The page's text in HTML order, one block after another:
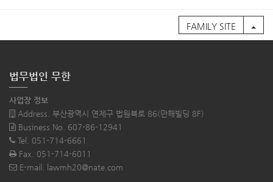
FAMILY SITE
법무법인 무한
사업장 정보
Address. 부산광역시 연제구 법원북로 86(만해빌딩 8F)
Business No. 607-86-12941
Tel. 051-714-6661
Fax. 051-714-6011
E-mail. lawmh20@nate.com